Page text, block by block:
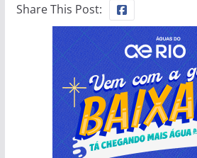
Share This Post: